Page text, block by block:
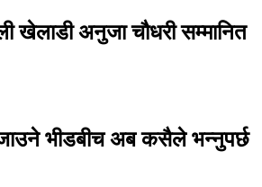
खेलाडी अनुजा चौधरी सम्मानित
भीडबीच अब कसैले भन्नुपर्छ